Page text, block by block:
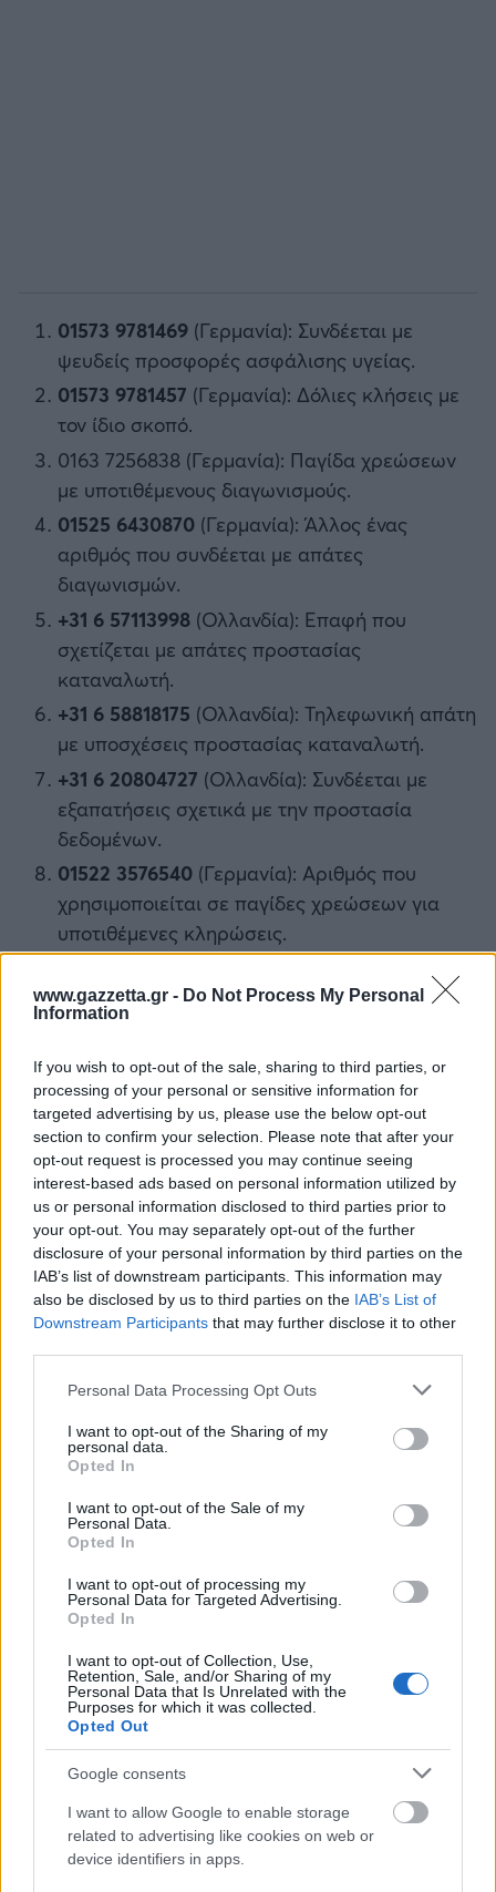
www.gazzetta.gr - Do Not Process My Personal
Information
If you wish to opt-out of the sale, sharing to third parties, or
processing of your personal or sensitive information for
targeted advertising by us, please use the below opt-out
section to confirm your selection. Please note that after your
opt-out request is processed you may continue seeing
interest-based ads based on personal information utilized by
us or personal information disclosed to third parties prior to
your opt-out. You may separately opt-out of the further
disclosure of your personal information by third parties on the
IAB’s list of downstream participants. This information may
also be disclosed by us to third parties on the IAB’s List of
Downstream Participants that may further disclose it to other
Please note that this website/app uses one or more Google
not limited to your visit or usage behaviour. You may click to
grant or deny consent to Google and its third-party tags to
use your data for below specified purposes in below Google
consent section.
Personal Data Processing Opt Outs
I want to opt-out of the Sharing of my
personal data.
Opted In
I want to opt-out of the Sale of my
Personal Data.
Opted In
I want to opt-out of processing my
Personal Data for Targeted Advertising.
Opted In
I want to opt-out of Collection, Use,
Retention, Sale, and/or Sharing of my
Personal Data that Is Unrelated with the
Purposes for which it was collected.
Opted Out
Google consents
I want to allow Google to enable storage
related to advertising like cookies on web or
device identifiers in apps.
01573 9781469 (Γερμανία): Συνδέεται με
ψευδείς προσφορές ασφάλισης υγείας.
01573 9781457 (Γερμανία): Δόλιες κλήσεις με
τον ίδιο σκοπό.
0163 7256838 (Γερμανία): Παγίδα χρεώσεων
με υποτιθέμενους διαγωνισμούς.
01525 6430870 (Γερμανία): Άλλος ένας
αριθμός που συνδέεται με απάτες
διαγωνισμών.
+31 6 57113998 (Ολλανδία): Επαφή που
σχετίζεται με απάτες προστασίας
καταναλωτή.
+31 6 58818175 (Ολλανδία): Τηλεφωνική απάτη
με υποσχέσεις προστασίας καταναλωτή.
+31 6 20804727 (Ολλανδία): Συνδέεται με
εξαπατήσεις σχετικά με την προστασία
δεδομένων.
01522 3576540 (Γερμανία): Αριθμός που
χρησιμοποιείται σε παγίδες χρεώσεων για
υποτιθέμενες κληρώσεις.
προστασίας καταναλωτή.
εξαπατήσεις σε συμβόλαια ηλεκτρικού
ρεύματος.
TI ΔΙΑΒΑΖΕΤΑΙ
Ανέβηκε στα 4.000 μέτρα, άντεξε στους -28°C
για να φωτογραφίσει ένα από τα πιο σπάνια
φαινόμενα στον ουρανό
Δικαστική απόφαση-ορόσημο: Δεν αποτελεί
λόγο απόλυσης η πρόσβαση σε μισθοδοσίες
Γυναικοκτονία στην Καλαμάτα: Έσφαξε την
σπίτι
ΔΙΑΒΑΣΕ ΑΚΟΜΗ:
«Το σπασμένο είναι πιο αρρενωπό»: Ρώσοι
καταστρέφουν τα πανάκριβα iPhone 17 για να δείχνουν
«πιο άνδρες» (vid)
Playstation Plus: Τα πιο fun παιχνίδια για όλη την
οικογένεια
35 χρόνια ίντερνετ: Το πρώτο website το οποίο υπάρχει
ακόμα